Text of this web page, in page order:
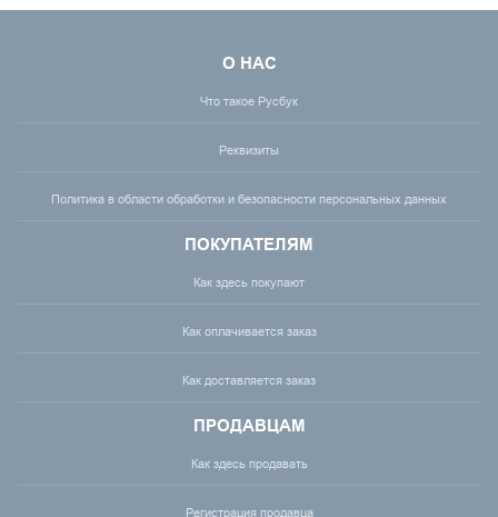
О НАС
Что такое Русбук
Реквизиты
Политика в области обработки и безопасности персональных данных
ПОКУПАТЕЛЯМ
Как здесь покупают
Как оплачивается заказ
Как доставляется заказ
ПРОДАВЦАМ
Как здесь продавать
Регистрация продавца